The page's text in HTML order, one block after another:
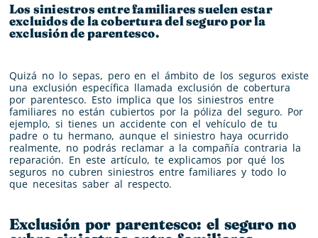
Los siniestros entre familiares suelen estar
excluidos de la cobertura del seguro por la
exclusión de parentesco.
Quizá no lo sepas, pero en el ámbito de los seguros existe
una exclusión específica llamada exclusión de cobertura
por parentesco. Esto implica que los siniestros entre
familiares no están cubiertos por la póliza del seguro. Por
ejemplo, si tienes un accidente con el vehículo de tu
padre o tu hermano, aunque el siniestro haya ocurrido
realmente, no podrás reclamar a la compañía contraria la
reparación. En este artículo, te explicamos por qué los
seguros no cubren siniestros entre familiares y todo lo
que necesitas saber al respecto.
Exclusión por parentesco: el seguro no